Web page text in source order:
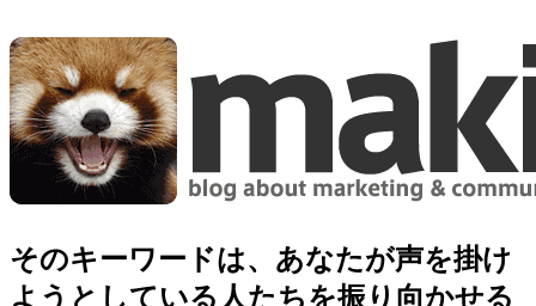
コ
ン
テ
ン
ツ
キ
プ
そのキーワードは、あなたが声を掛け
ようとしている人たちを振り向かせる